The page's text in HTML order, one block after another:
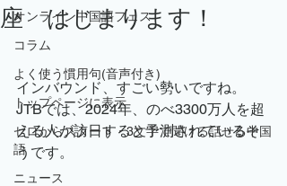
オンライン中国語フェス
コラム
よく使う慣用句(音声付き)
トップページに表示
ゼロからスタート・3文字で聞ける話せる中国
語
ニュース
座 はじまります！
インバウンド、すごい勢いですね。
JTBでは、2024年、のべ3300万人を超
える人が訪日すると予測されているそ
うです。